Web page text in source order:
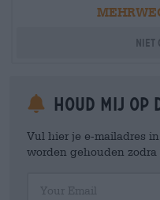
Niet
Houd mij op
Vul hier je e-mailadres
worden gehouden